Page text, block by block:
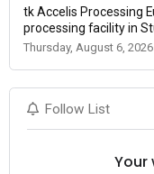
tk Accelis Processing
processing facility in
Thursday, August 6, 2026
Follow List
Your